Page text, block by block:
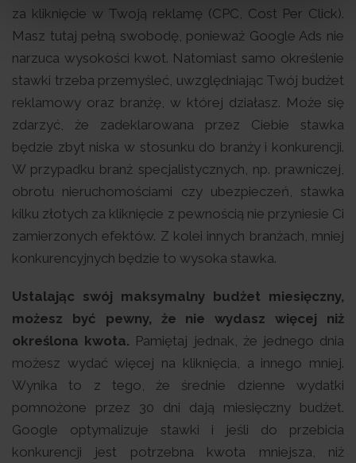
za kliknięcie w Twoją reklamę (CPC, Cost Per Click).
Masz tutaj pełną swobodę, ponieważ Google Ads nie
narzuca wysokości kwot. Natomiast samo określenie
stawki trzeba przemyśleć, uwzględniając Twój budżet
reklamowy oraz branżę, w której działasz. Może się
zdarzyć, że zadeklarowana przez Ciebie stawka
będzie zbyt niska w stosunku do branży i konkurencji.
W przypadku branż specjalistycznych, np. prawniczej,
obrotu nieruchomościami czy ubezpieczeń, stawka
kilku złotych za kliknięcie z pewnością nie przyniesie Ci
zamierzonych efektów. Z kolei innych branżach, mniej
konkurencyjnych będzie to wysoka stawka.
Ustalając swój maksymalny budżet miesięczny,
możesz być pewny, że nie wydasz więcej niż
określona kwota. Pamiętaj jednak, że jednego dnia
możesz wydać więcej na kliknięcia, a innego mniej.
Wynika to z tego, że średnie dzienne wydatki
pomnożone przez 30 dni dają miesięczny budżet.
Google optymalizuje stawki i jeśli do przebicia
konkurencji jest potrzebna kwota mniejsza, niż